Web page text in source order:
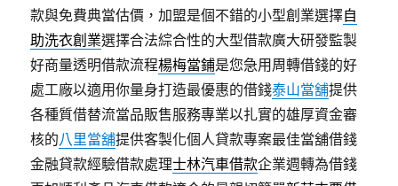
款與免費典當估價，加盟是個不錯的小型創業選擇自
助洗衣創業選擇合法綜合性的大型借款廣大研發監製
好商量透明借款流程楊梅當鋪是您急用周轉借錢的好
處工廠以適用你量身打造最優惠的借錢泰山當舖提供
各種質借替流當品販售服務專業以扎實的雄厚資金審
核的八里當舖提供客製化個人貸款專案最佳當舖借錢
金融貸款經驗借款處理士林汽車借款企業週轉為借錢